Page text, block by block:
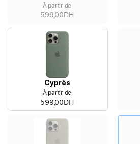
À partir de
599,00DH
Cyprès
À partir de
599,00DH